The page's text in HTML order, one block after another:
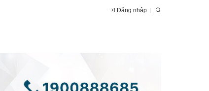
Đăng nhập